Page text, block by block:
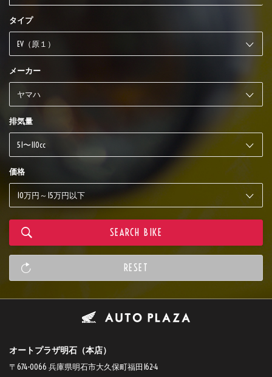
タイプ
メーカー
排気量
価格
オートプラザ明石（本店）
〒674-0066 兵庫県明石市大久保町福田162-4